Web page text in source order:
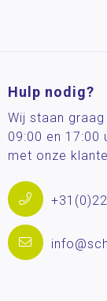
Hulp nodig?
Wij staan
09:00 en 17:00
met onze